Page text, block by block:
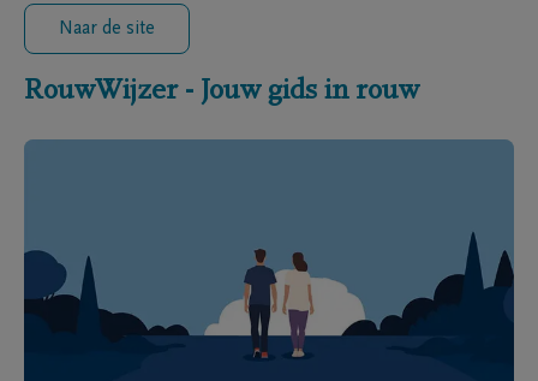
Naar de site
RouwWijzer - Jouw gids in rouw